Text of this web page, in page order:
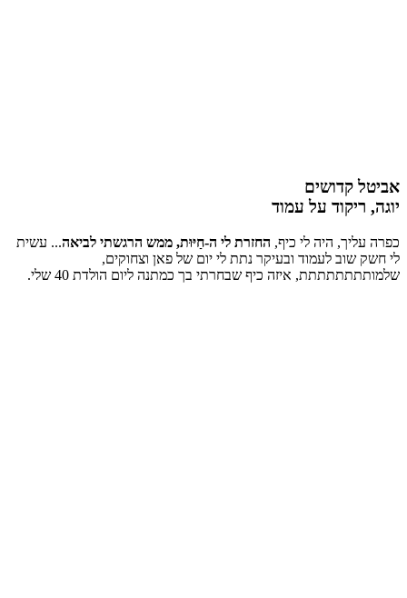
אביטל קדושים
יוגה, ריקוד על עמוד
כפרה עליך, היה לי כיף, החזרת לי ה-חַיּוּת, ממש הרגשתי לביאה... עשית
לי חשק שוב לעמוד ובעיקר נתת לי יום של פאן וצחוקים,
שלמותתתתתתתת, איזה כיף שבחרתי בך כמתנה ליום הולדת 40 שלי.